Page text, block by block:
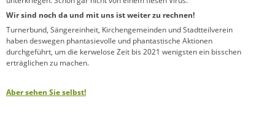
Wir sind noch da und mit uns ist weiter zu rechnen!
Turnerbund, Sängereinheit, Kirchengemeinden und Stadtteilverein
haben deswegen phantasievolle und phantastische Aktionen
durchgeführt, um die kerwelose Zeit bis 2021 wenigsten ein bisschen
erträglichen zu machen.
Aber sehen Sie selbst!